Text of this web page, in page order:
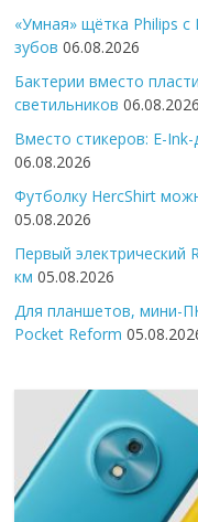
«Умная» щётка Philips
зубов 06.08.2026
Бактерии вместо
светильников 06.08.2026
Вместо стикеров: E-
06.08.2026
Футболку HercShirt
05.08.2026
Первый электрический
км 05.08.2026
Для планшетов, мини-
Pocket Reform